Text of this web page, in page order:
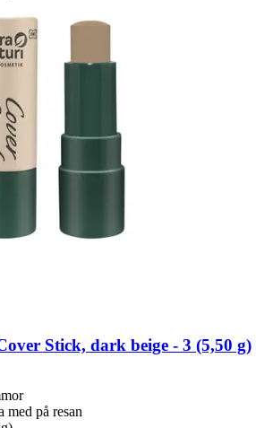
Stick, dark beige -​ 3 (5,50 g)
med på resan